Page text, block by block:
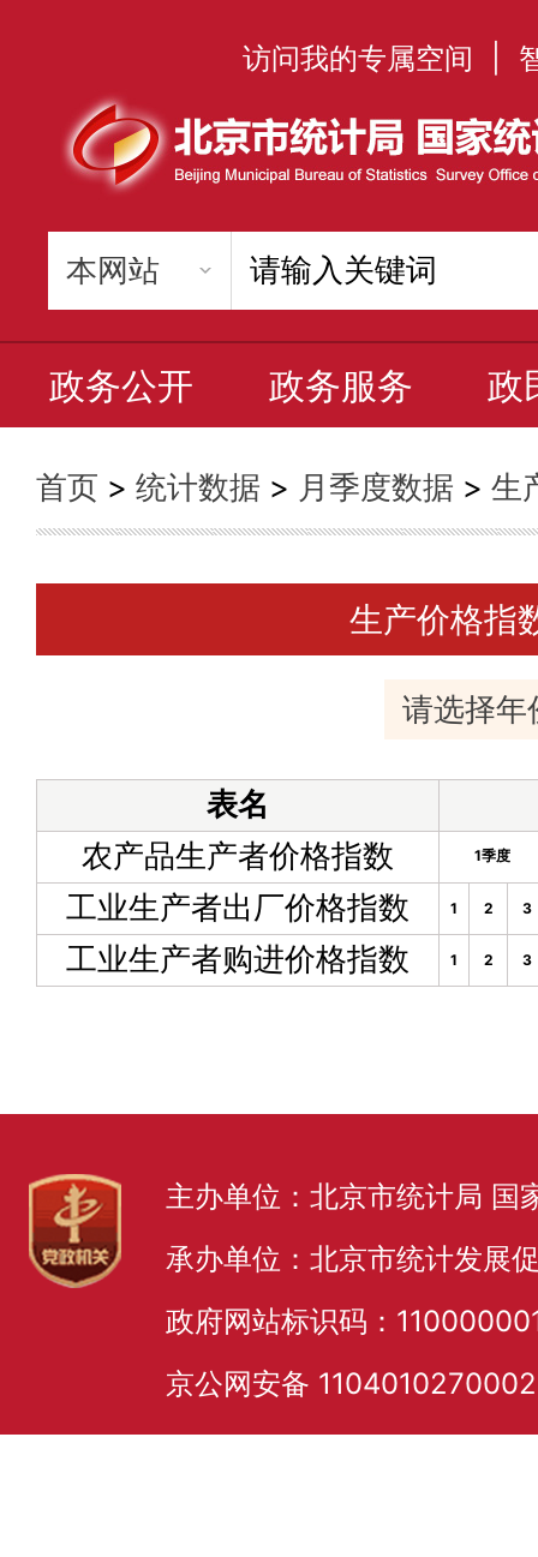
访问我的专属空间
政务公开 政务服务 政
首页 > 统计数据 > 月季度数据 > 生
生产价格指
表名
农产品生产者价格指数
1季度
工业生产者出厂价格指数 1 2 3
工业生产者购进价格指数 1 2 3
主办单位：北京市统计局 国
承办单位：北京市统计发展
政府网站标识码：
京公网安备